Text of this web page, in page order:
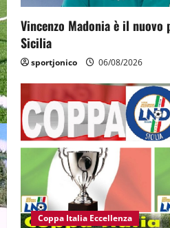
Vincenzo Madonia è il nuovo
Sicilia
sportjonico 06/08/2026
Coppa Italia Eccellenza